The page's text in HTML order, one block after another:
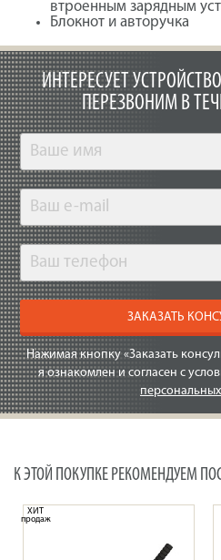
втроенным зарядным
Блокнот и авторучка
ИНТЕРЕСУЕТ
ПЕРЕЗВОНИМ В
ЗАКАЗАТЬ
Нажимая кнопку «Заказать
я ознакомлен и согласен с
К ЭТОЙ ПОКУПКЕ РЕКОМЕНДУЕМ
ХИТ
продаж